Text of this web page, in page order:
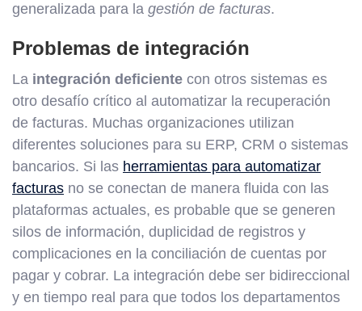
generalizada para la gestión de facturas.
Problemas de integración
La integración deficiente con otros sistemas es
otro desafío crítico al automatizar la recuperación
de facturas. Muchas organizaciones utilizan
diferentes soluciones para su ERP, CRM o sistemas
bancarios. Si las herramientas para automatizar
facturas no se conectan de manera fluida con las
plataformas actuales, es probable que se generen
silos de información, duplicidad de registros y
complicaciones en la conciliación de cuentas por
pagar y cobrar. La integración debe ser bidireccional
y en tiempo real para que todos los departamentos